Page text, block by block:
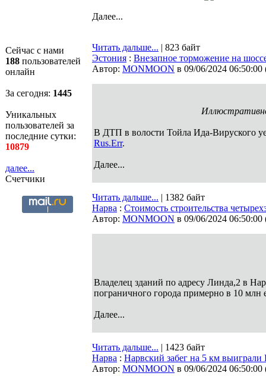
Сейчас с нами
188 пользователей
онлайн
За сегодня: 1445
Уникальных
пользователей за
последние сутки:
10879
далее...
Счетчики
Далее...
Читать дальше... | 823 байт
Эстония : Внезапное торможение на
Автор: MONMOON в 09/06/2024 06:50:00
В ДТП в волости Тойла Ида-Вируского
Rus.Err.
Далее...
Читать дальше... | 1382 байт
Нарва : Стоимость строительства
Автор: MONMOON в 09/06/2024 06:50:00
Владелец зданий по адресу Линда,2 в
пограничного города примерно в 10
Далее...
Читать дальше... | 1423 байт
Нарва : Нарвский забег на 5 км
Автор: MONMOON в 09/06/2024 06:50:00